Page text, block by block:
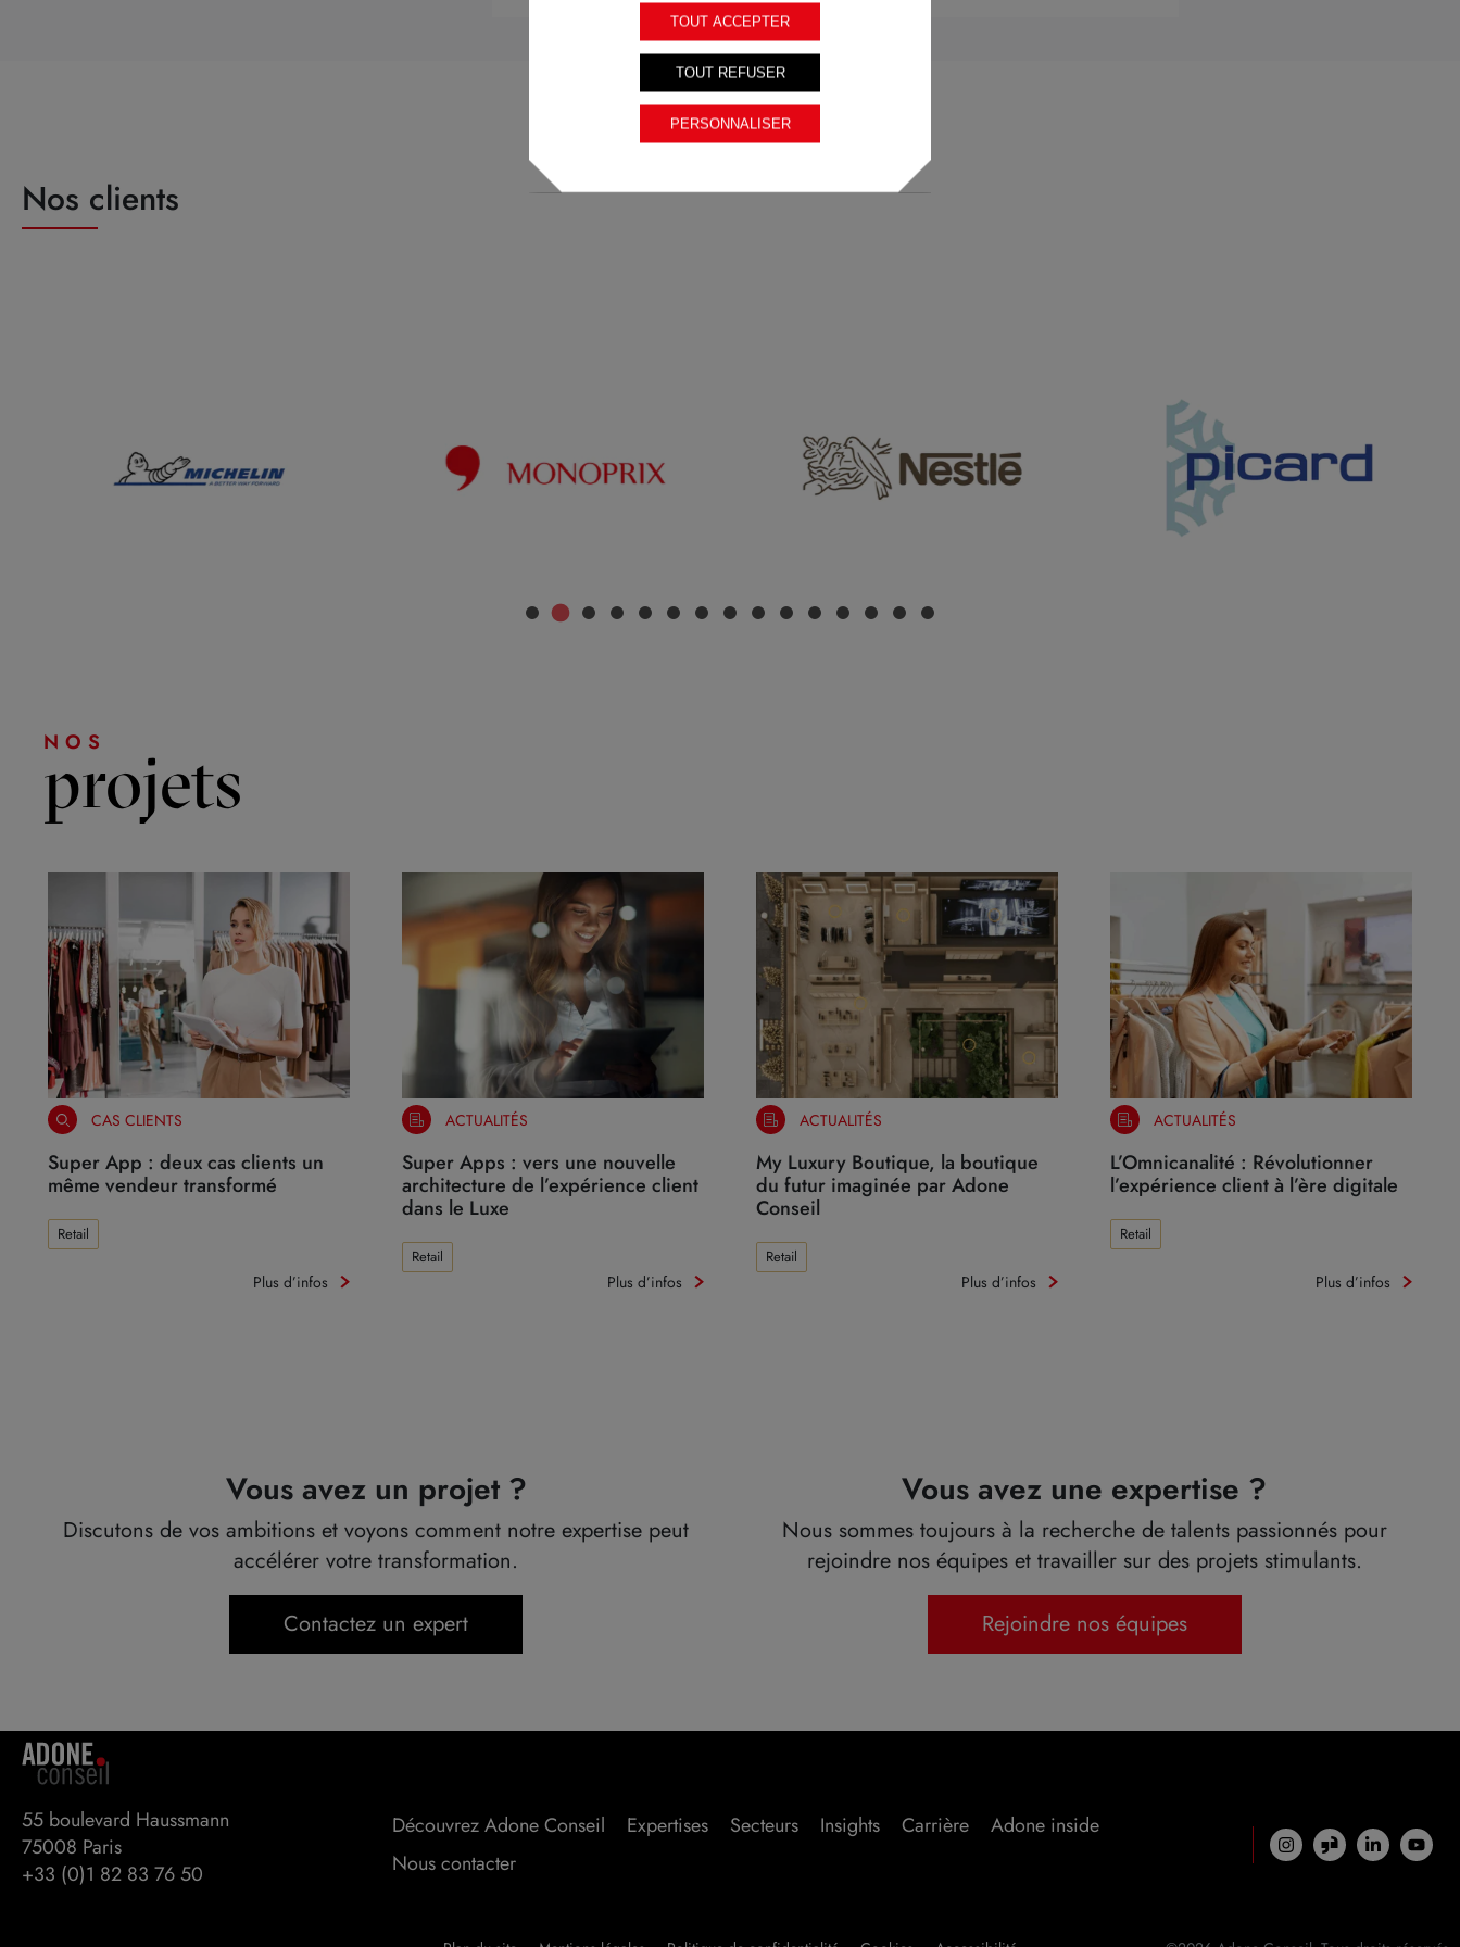
Nos clients
NOS
projets
CAS CLIENTS
Super App : deux cas clients un
même vendeur transformé
Retail
Plus d’infos
ACTUALITÉS
Super Apps : vers une nouvelle
architecture de l’expérience client
dans le Luxe
Retail
Plus d’infos
ACTUALITÉS
My Luxury Boutique, la boutique
du futur imaginée par Adone
Conseil
Retail
Plus d’infos
ACTUALITÉS
L’Omnicanalité : Révolutionner
l’expérience client à l’ère digitale
Retail
Plus d’infos
Vous avez un projet ?
Discutons de vos ambitions et voyons comment notre expertise peut
accélérer votre transformation.
Contactez un expert
Vous avez une expertise ?
Nous sommes toujours à la recherche de talents passionnés pour
rejoindre nos équipes et travailler sur des projets stimulants.
Rejoindre nos équipes
55 boulevard Haussmann
75008 Paris
+33 (0)1 82 83 76 50
Découvrez Adone Conseil Expertises Secteurs Insights Carrière
Adone inside
Nous contacter
TOUT ACCEPTER
TOUT REFUSER
PERSONNALISER